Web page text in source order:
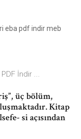
eba pdf indir meb
İndir ...
üç bölüm,
Kitap
si açısından